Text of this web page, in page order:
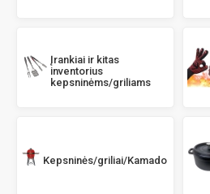
Įrankiai ir kitas
inventorius
kepsninėms/griliams
Kepsninės/griliai/Kamado